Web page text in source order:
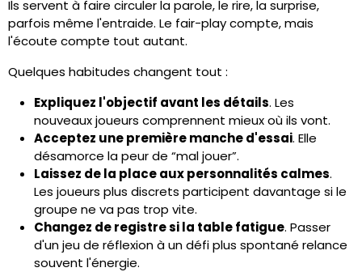
Ils servent à faire circuler la parole, le rire, la surprise,
parfois même l'entraide. Le fair-play compte, mais
l'écoute compte tout autant.
Quelques habitudes changent tout :
Expliquez l'objectif avant les détails. Les
nouveaux joueurs comprennent mieux où ils vont.
Acceptez une première manche d'essai. Elle
désamorce la peur de “mal jouer”.
Laissez de la place aux personnalités calmes.
Les joueurs plus discrets participent davantage si le
groupe ne va pas trop vite.
Changez de registre si la table fatigue. Passer
d'un jeu de réflexion à un défi plus spontané relance
souvent l'énergie.